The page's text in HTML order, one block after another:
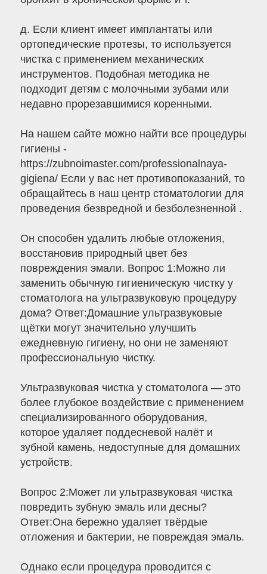
д. Если клиент имеет имплантаты или
ортопедические протезы, то используется
чистка с применением механических
инструментов. Подобная методика не
подходит детям с молочными зубами или
недавно прорезавшимися коренными.
На нашем сайте можно найти все процедуры
гигиены -
https://zubnoimaster.com/professionalnaya-
gigiena/ Если у вас нет противопоказаний, то
обращайтесь в наш центр стоматологии для
проведения безвредной и безболезненной .
Он способен удалить любые отложения,
восстановив природный цвет без
повреждения эмали. Вопрос 1:Можно ли
заменить обычную гигиеническую чистку у
стоматолога на ультразвуковую процедуру
дома? Ответ:Домашние ультразвуковые
щётки могут значительно улучшить
ежедневную гигиену, но они не заменяют
профессиональную чистку.
Ультразвуковая чистка у стоматолога — это
более глубокое воздействие с применением
специализированного оборудования,
которое удаляет поддесневой налёт и
зубной камень, недоступные для домашних
устройств.
Вопрос 2:Может ли ультразвуковая чистка
повредить зубную эмаль или десны?
Ответ:Она бережно удаляет твёрдые
отложения и бактерии, не повреждая эмаль.
Однако если процедура проводится с